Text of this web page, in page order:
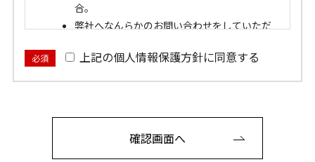
合。
弊社へなんらかのお問い合わせをしていただ
弊社が運営するショールームへご来店いただ
いた場合。
提供いただいた個人情報の利用目的
必須 上記の個人情報保護方針に同意する
確認画面へ